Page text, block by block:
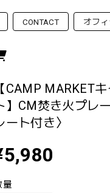
CONTACT オフ
【CAMP MARKET
】CM焚き火プレ
ート付き〉
量